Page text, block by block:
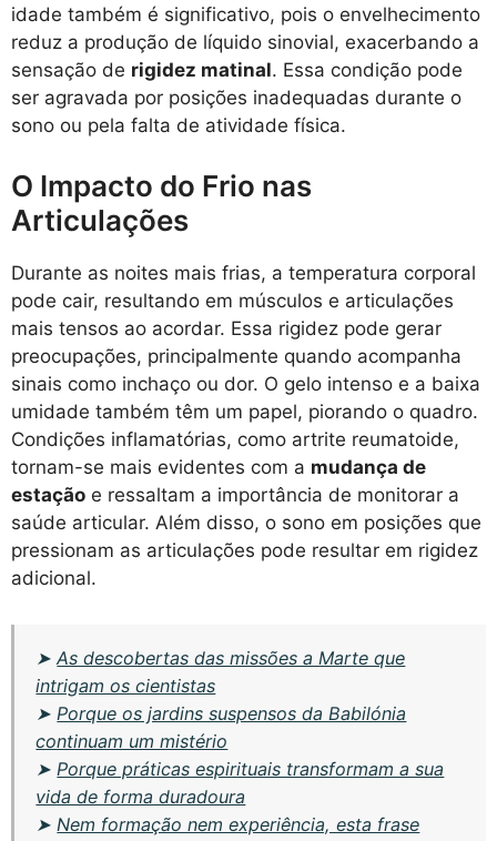
idade também é significativo, pois o envelhecimento
reduz a produção de líquido sinovial, exacerbando a
sensação de rigidez matinal. Essa condição pode
ser agravada por posições inadequadas durante o
sono ou pela falta de atividade física.
O Impacto do Frio nas
Articulações
Durante as noites mais frias, a temperatura corporal
pode cair, resultando em músculos e articulações
mais tensos ao acordar. Essa rigidez pode gerar
preocupações, principalmente quando acompanha
sinais como inchaço ou dor. O gelo intenso e a baixa
umidade também têm um papel, piorando o quadro.
Condições inflamatórias, como artrite reumatoide,
tornam-se mais evidentes com a mudança de
estação e ressaltam a importância de monitorar a
saúde articular. Além disso, o sono em posições que
pressionam as articulações pode resultar em rigidez
adicional.
➤As descobertas das missões a Marte que
intrigam os cientistas
➤ Porque os jardins suspensos da Babilónia
continuam um mistério
➤ Porque práticas espirituais transformam a sua
vida de forma duradoura
➤ Nem formação nem experiência, esta frase